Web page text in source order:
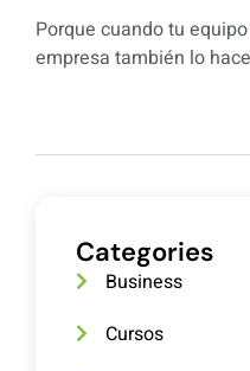
Porque cuando tu
empresa también lo
Categories
Business
Cursos